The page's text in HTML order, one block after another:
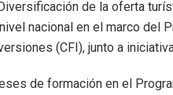
de la oferta
nacional en el marco del
(CFI), junto a
de formación en el